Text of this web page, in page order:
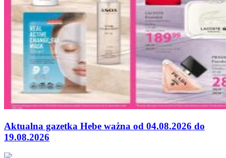
Aktualna gazetka Hebe ważna od 04.08.2026 do
19.08.2026